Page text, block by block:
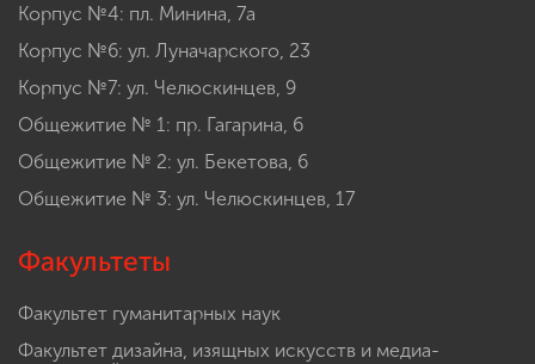
Корпус №4: пл. Минина, 7а
Корпус №6: ул. Луначарского, 23
Корпус №7: ул. Челюскинцев, 9
Общежитие № 1: пр. Гагарина, 6
Общежитие № 2: ул. Бекетова, 6
Общежитие № 3: ул. Челюскинцев, 17
Факультеты
Факультет гуманитарных наук
Факультет дизайна, изящных искусств и медиа-